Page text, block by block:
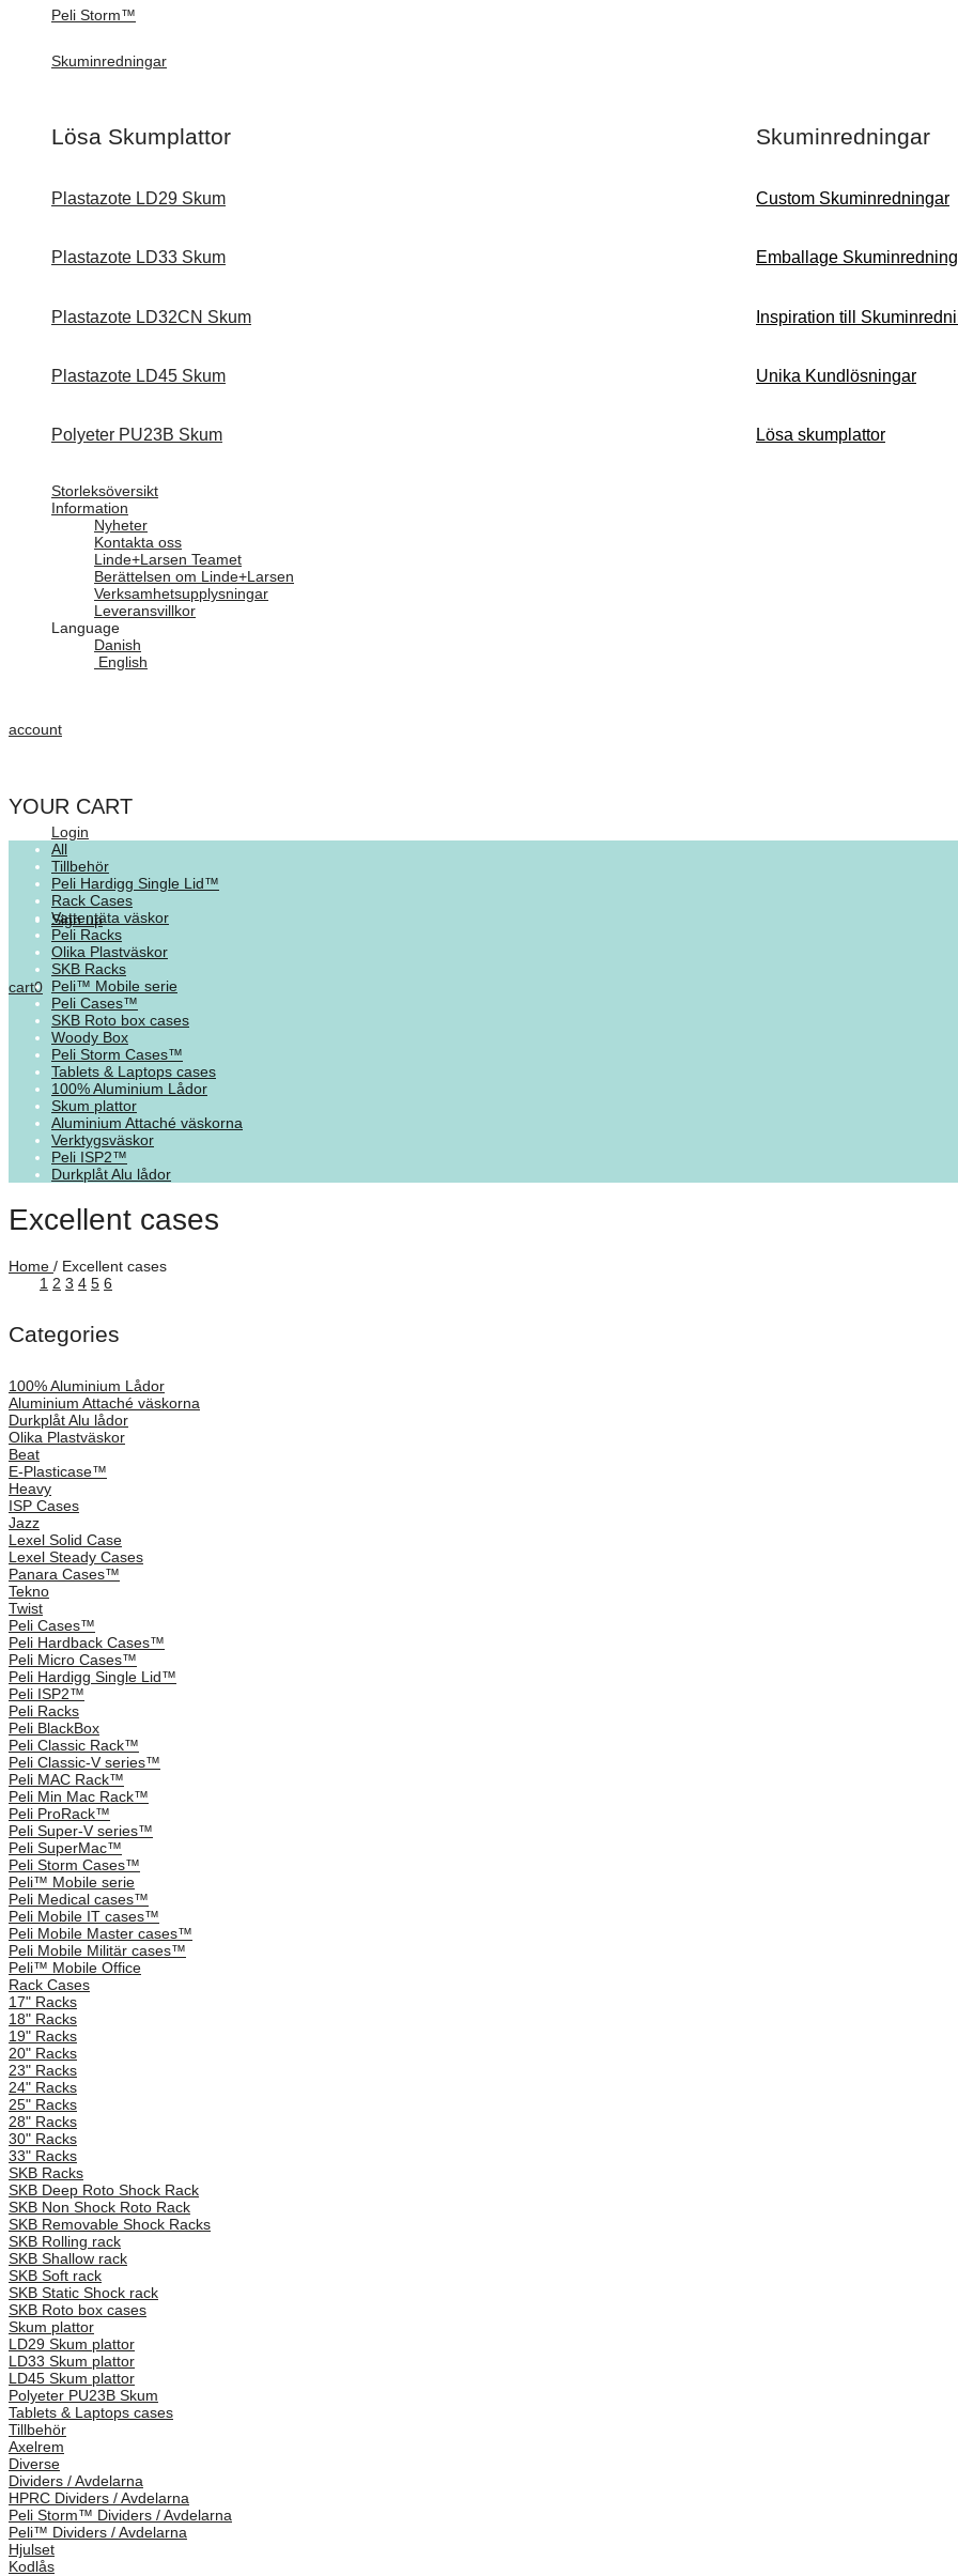
Peli Storm™
Skuminredningar
Lösa Skumplattor
Plastazote LD29 Skum
Plastazote LD33 Skum
Plastazote LD32CN Skum
Plastazote LD45 Skum
Polyeter PU23B Skum
Skuminredningar
Custom Skuminredningar
Emballage
Inspiration till
Unika Kundlösningar
Lösa skumplattor
Storleksöversikt
Information
Nyheter
Kontakta oss
Linde+Larsen Teamet
Berättelsen om Linde+Larsen
Verksamhetsupplysningar
Leveransvillkor
Language
Danish
English
account
Login
Sign up
cart0
YOUR CART
All
Tillbehör
Peli Hardigg Single Lid™
Rack Cases
Vattentäta väskor
Peli Racks
Olika Plastväskor
SKB Racks
Peli™ Mobile serie
Peli Cases™
SKB Roto box cases
Woody Box
Peli Storm Cases™
Tablets & Laptops cases
100% Aluminium Lådor
Skum plattor
Aluminium Attaché väskorna
Verktygsväskor
Peli ISP2™
Durkplåt Alu lådor
Excellent cases
Home / Excellent cases
1 2 3 4 5 6
Categories
100% Aluminium Lådor
Aluminium Attaché väskorna
Durkplåt Alu lådor
Olika Plastväskor
Beat
E-Plasticase™
Heavy
ISP Cases
Jazz
Lexel Solid Case
Lexel Steady Cases
Panara Cases™
Tekno
Twist
Peli Cases™
Peli Hardback Cases™
Peli Micro Cases™
Peli Hardigg Single Lid™
Peli ISP2™
Peli Racks
Peli BlackBox
Peli Classic Rack™
Peli Classic-V series™
Peli MAC Rack™
Peli Min Mac Rack™
Peli ProRack™
Peli Super-V series™
Peli SuperMac™
Peli Storm Cases™
Peli™ Mobile serie
Peli Medical cases™
Peli Mobile IT cases™
Peli Mobile Master cases™
Peli Mobile Militär cases™
Peli™ Mobile Office
Rack Cases
17" Racks
18" Racks
19" Racks
20" Racks
23" Racks
24" Racks
25" Racks
28" Racks
30" Racks
33" Racks
SKB Racks
SKB Deep Roto Shock Rack
SKB Non Shock Roto Rack
SKB Removable Shock Racks
SKB Rolling rack
SKB Shallow rack
SKB Soft rack
SKB Static Shock rack
SKB Roto box cases
Skum plattor
LD29 Skum plattor
LD33 Skum plattor
LD45 Skum plattor
Polyeter PU23B Skum
Tablets & Laptops cases
Tillbehör
Axelrem
Diverse
Dividers / Avdelarna
HPRC Dividers / Avdelarna
Peli Storm™ Dividers / Avdelarna
Peli­™ Dividers / Avdelarna
Hjulset
Kodlås